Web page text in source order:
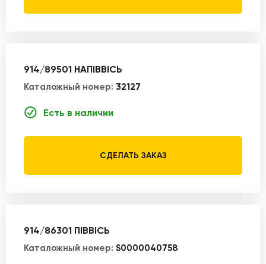
914/89501 НАПІВВІСЬ
Каталожный номер: 32127
Есть в наличии
СДЕЛАТЬ ЗАКАЗ
914/86301 ПІВВІСЬ
Каталожный номер: S0000040758